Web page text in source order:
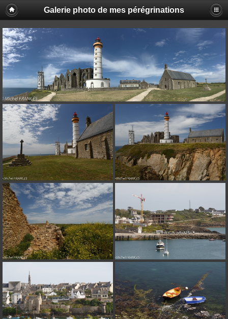
Galerie photo de mes pérégrinations